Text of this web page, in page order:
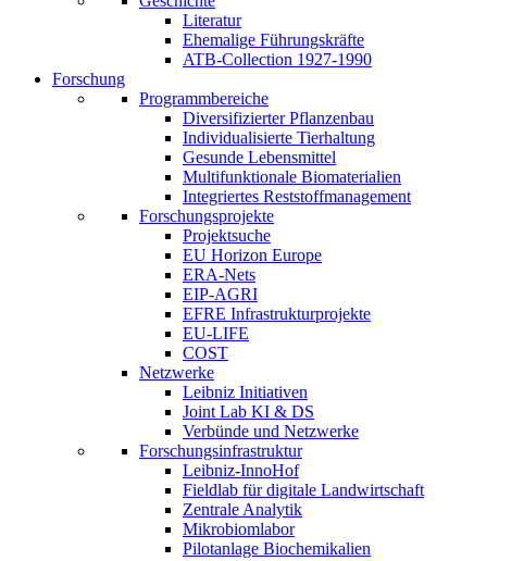
Literatur
Ehemalige Führungskräfte
ATB-Collection 1927-1990
Forschung
Programmbereiche
Diversifizierter Pflanzenbau
Individualisierte Tierhaltung
Gesunde Lebensmittel
Multifunktionale Biomaterialien
Integriertes Reststoffmanagement
Forschungsprojekte
Projektsuche
EU Horizon Europe
ERA-Nets
EIP-AGRI
EFRE Infrastrukturprojekte
EU-LIFE
COST
Netzwerke
Leibniz Initiativen
Joint Lab KI & DS
Verbünde und Netzwerke
Forschungsinfrastruktur
Leibniz-InnoHof
Fieldlab für digitale Landwirtschaft
Zentrale Analytik
Mikrobiomlabor
Pilotanlage Biochemikalien